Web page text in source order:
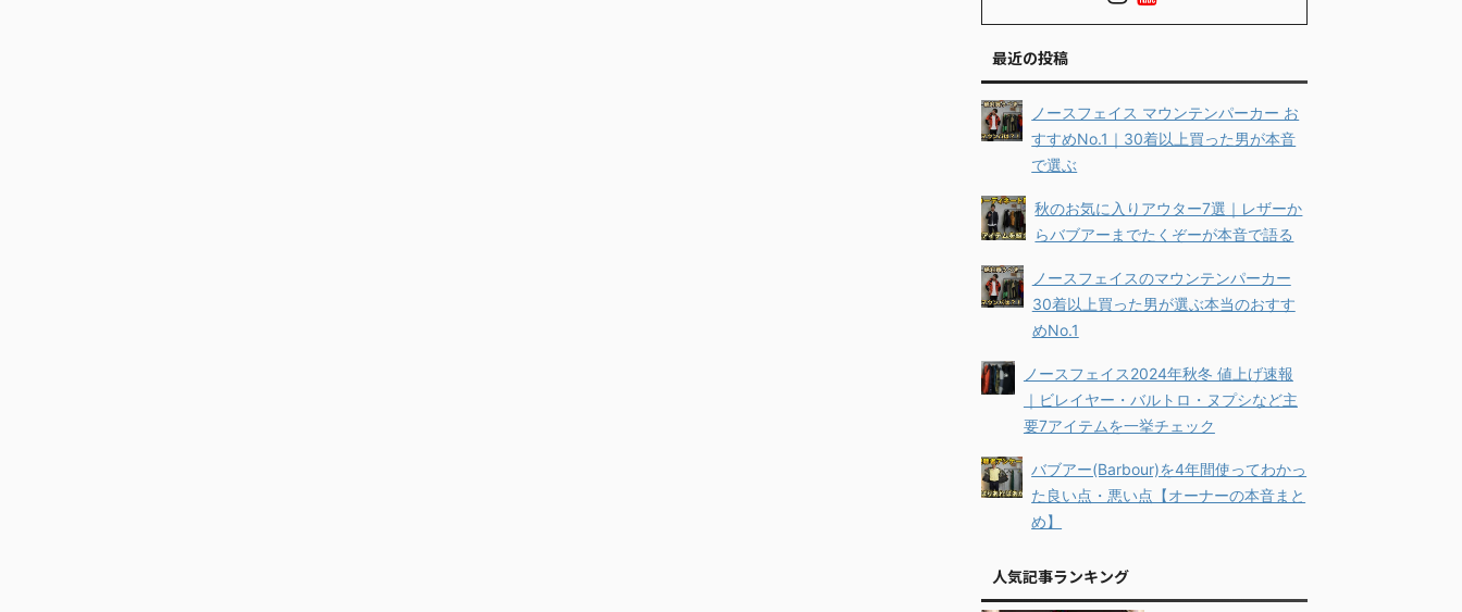
最近の投稿
ノースフェイス マウンテンパーカー お
すすめNo.1｜30着以上買った男が本音
で選ぶ
秋のお気に入りアウター7選｜レザーか
らバブアーまでたくぞーが本音で語る
ノースフェイスのマウンテンパーカー
30着以上買った男が選ぶ本当のおすす
めNo.1
ノースフェイス2024年秋冬 値上げ速報
｜ビレイヤー・バルトロ・ヌプシなど主
要7アイテムを一挙チェック
バブアー(Barbour)を4年間使ってわかっ
た良い点・悪い点【オーナーの本音まと
め】
人気記事ランキング